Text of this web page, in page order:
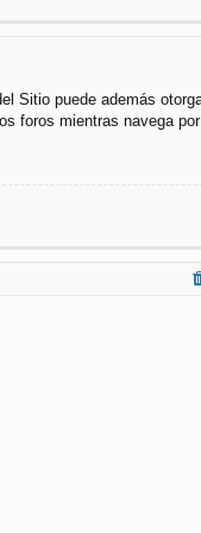
Sitio puede además
foros mientras navega por